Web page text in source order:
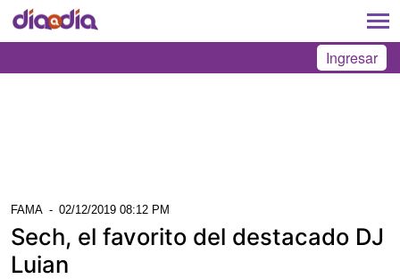
Ingresar
FAMA - 02/12/2019 08:12 PM
Sech, el favorito del destacado DJ
Luian